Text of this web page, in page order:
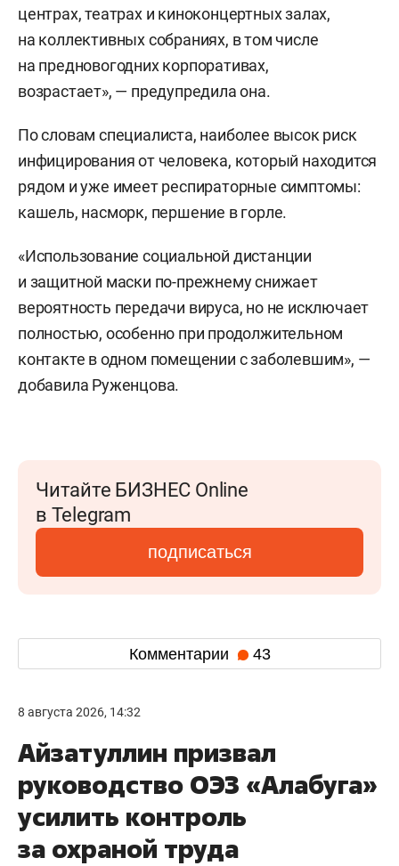
центрах, театрах и киноконцертных залах,
на коллективных собраниях, в том числе
на предновогодних корпоративах,
возрастает», — предупредила она.
По словам специалиста, наиболее высок риск
инфицирования от человека, который находится
рядом и уже имеет респираторные симптомы:
кашель, насморк, першение в горле.
«Использование социальной дистанции
и защитной маски по-прежнему снижает
вероятность передачи вируса, но не исключает
полностью, особенно при продолжительном
контакте в одном помещении с заболевшим», —
добавила Руженцова.
Читайте БИЗНЕС Online
в Telegram
подписаться
Комментарии 43
8 августа 2026, 14:32
Айзатуллин призвал
руководство ОЭЗ «Алабуга»
усилить контроль
за охраной труда